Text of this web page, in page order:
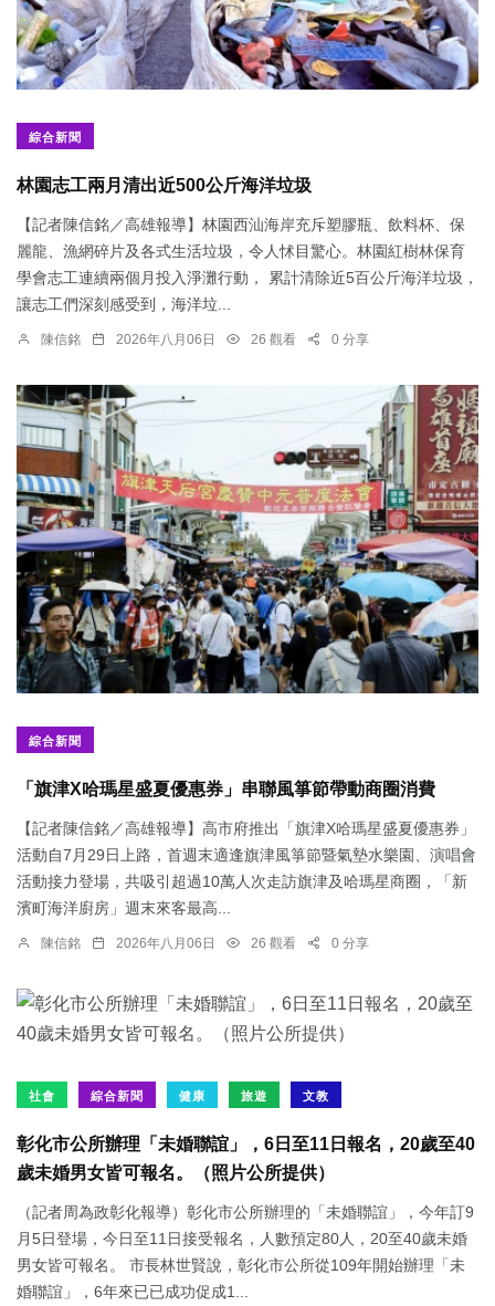
綜合新聞
林園志工兩月清出近500公斤海洋垃圾
【記者陳信銘／高雄報導】林園西汕海岸充斥塑膠瓶、飲料杯、保
麗龍、漁網碎片及各式生活垃圾，令人怵目驚心。林園紅樹林保育
學會志工連續兩個月投入淨灘行動， 累計清除近5百公斤海洋垃圾，
讓志工們深刻感受到，海洋垃...
陳信銘 2026年八月06日 26 觀看 0 分享
綜合新聞
「旗津X哈瑪星盛夏優惠券」串聯風箏節帶動商圈消費
【記者陳信銘／高雄報導】高市府推出「旗津X哈瑪星盛夏優惠券」
活動自7月29日上路，首週末適逢旗津風箏節暨氣墊水樂園、演唱會
活動接力登場，共吸引超過10萬人次走訪旗津及哈瑪星商圈，「新
濱町海洋廚房」週末來客最高...
陳信銘 2026年八月06日 26 觀看 0 分享
社會 綜合新聞 健康 旅遊 文教
彰化市公所辦理「未婚聯誼」，6日至11日報名，20歲至40
歲未婚男女皆可報名。（照片公所提供）
（記者周為政彰化報導）彰化市公所辦理的「未婚聯誼」，今年訂9
月5日登場，今日至11日接受報名，人數預定80人，20至40歲未婚
男女皆可報名。 市長林世賢說，彰化市公所從109年開始辦理「未
婚聯誼」，6年來已已成功促成1...